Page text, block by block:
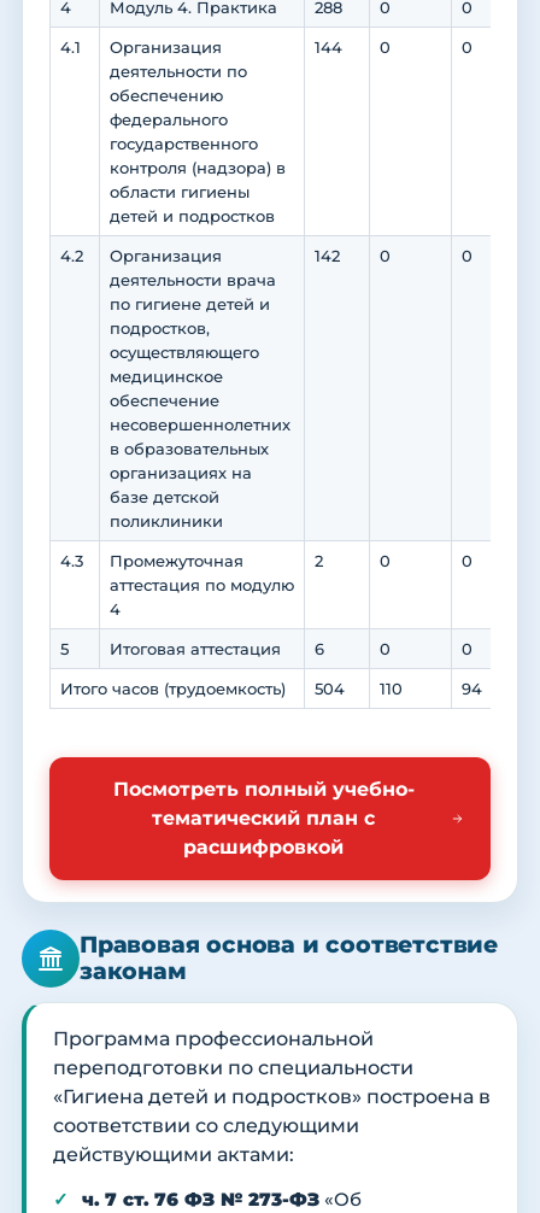
4 Модуль 4. Практика 288 0 0
4.1
Организация
деятельности по
обеспечению
федерального
государственного
контроля (надзора) в
области гигиены
детей и подростков
144 0 0
4.2
Организация
деятельности врача
по гигиене детей и
подростков,
осуществляющего
медицинское
обеспечение
несовершеннолетних
в образовательных
организациях на
базе детской
поликлиники
142 0 0
4.3
Промежуточная
аттестация по модулю
4
2 0 0
5 Итоговая аттестация 6 0 0
Итого часов (трудоемкость) 504 110 94
Посмотреть полный учебно-
тематический план с
расшифровкой
Правовая основа и соответствие
законам
Программа профессиональной
переподготовки по специальности
«Гигиена детей и подростков» построена в
соответствии со следующими
действующими актами:
ч. 7 ст. 76 ФЗ № 273-ФЗ «Об